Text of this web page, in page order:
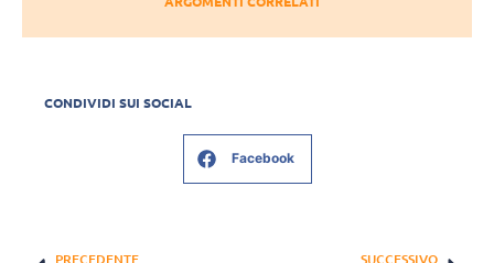
CONDIVIDI SUI SOCIAL
Facebook
PRECEDENTE SUCCESSIVO